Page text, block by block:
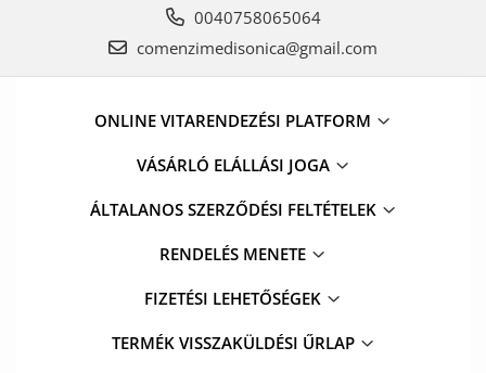
0040758065064
comenzimedisonica@gmail.com
ONLINE VITARENDEZÉSI PLATFORM
VÁSÁRLÓ ELÁLLÁSI JOGA
ÁLTALANOS SZERZŐDÉSI FELTÉTELEK
RENDELÉS MENETE
FIZETÉSI LEHETŐSÉGEK
TERMÉK VISSZAKÜLDÉSI ŰRLAP